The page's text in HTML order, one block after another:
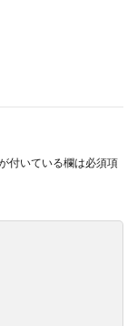
付いている欄は必須項